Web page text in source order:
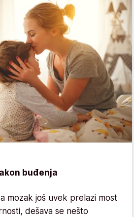
buđenja
mozak još uvek prelazi most
dešava se nešto